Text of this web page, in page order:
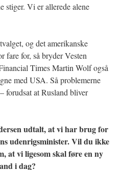
stiger. Vi er allerede alene
og det amerikanske
fare for, så bryder Vesten
Times Martin Wolf også
med USA. Så problemerne
forudsat at Rusland bliver
udtalt, at vi har brug for
udenrigsminister. Vil du ikke
at vi ligesom skal føre en ny
i dag?